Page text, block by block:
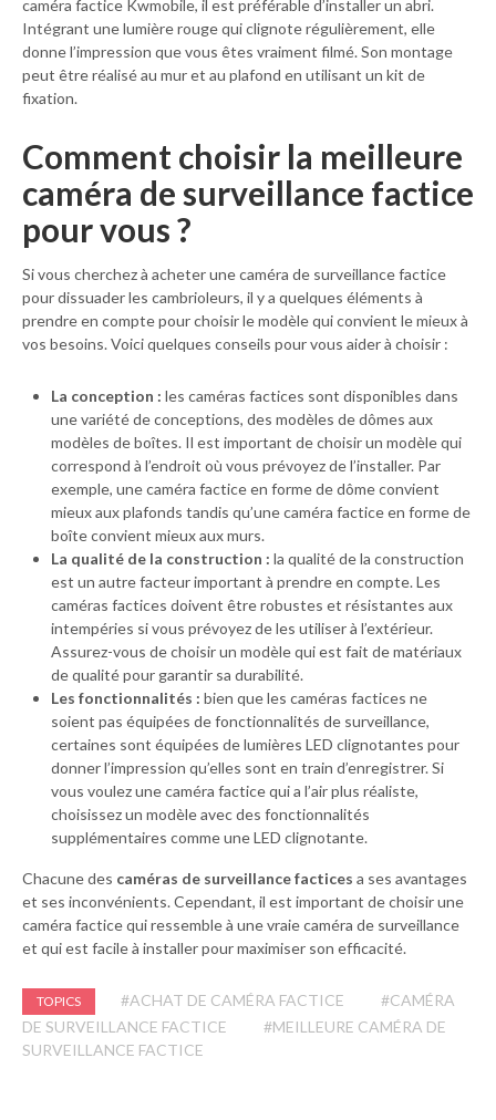
caméra factice Kwmobile, il est préférable d’installer un abri.
Intégrant une lumière rouge qui clignote régulièrement, elle
donne l’impression que vous êtes vraiment filmé. Son montage
peut être réalisé au mur et au plafond en utilisant un kit de
fixation.
Comment choisir la meilleure
caméra de surveillance factice
pour vous ?
Si vous cherchez à acheter une caméra de surveillance factice
pour dissuader les cambrioleurs, il y a quelques éléments à
prendre en compte pour choisir le modèle qui convient le mieux à
vos besoins. Voici quelques conseils pour vous aider à choisir :
La conception : les caméras factices sont disponibles dans
une variété de conceptions, des modèles de dômes aux
modèles de boîtes. Il est important de choisir un modèle qui
correspond à l’endroit où vous prévoyez de l’installer. Par
exemple, une caméra factice en forme de dôme convient
mieux aux plafonds tandis qu’une caméra factice en forme de
boîte convient mieux aux murs.
La qualité de la construction : la qualité de la construction
est un autre facteur important à prendre en compte. Les
caméras factices doivent être robustes et résistantes aux
intempéries si vous prévoyez de les utiliser à l’extérieur.
Assurez-vous de choisir un modèle qui est fait de matériaux
de qualité pour garantir sa durabilité.
Les fonctionnalités : bien que les caméras factices ne
soient pas équipées de fonctionnalités de surveillance,
certaines sont équipées de lumières LED clignotantes pour
donner l’impression qu’elles sont en train d’enregistrer. Si
vous voulez une caméra factice qui a l’air plus réaliste,
choisissez un modèle avec des fonctionnalités
supplémentaires comme une LED clignotante.
Chacune des caméras de surveillance factices a ses avantages
et ses inconvénients. Cependant, il est important de choisir une
caméra factice qui ressemble à une vraie caméra de surveillance
et qui est facile à installer pour maximiser son efficacité.
TOPICS #ACHAT DE CAMÉRA FACTICE
#CAMÉRA
DE SURVEILLANCE FACTICE
#MEILLEURE CAMÉRA DE
SURVEILLANCE FACTICE